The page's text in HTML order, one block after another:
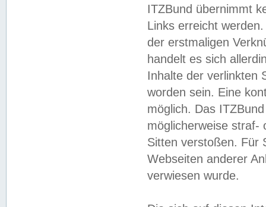
ITZBund übernimmt
Links erreicht
der erstmaligen
handelt es sich
Inhalte der verlinkten
worden sein. Eine
möglich. Das
möglicherweise straf-
Sitten verstoßen. Für
Webseiten anderer
verwiesen wurde.